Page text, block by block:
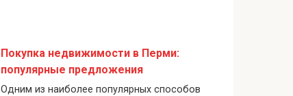
Покупка недвижимости в Перми:
популярные предложения
Одним из наиболее популярных способов